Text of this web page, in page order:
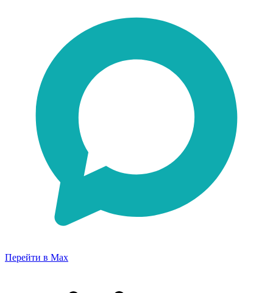
Перейти в Max